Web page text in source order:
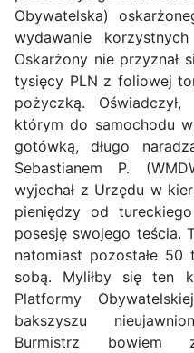
Obywatelska)
wydawanie
Oskarżony nie przyznał
tysięcy PLN z foliowej
pożyczką.
którym do samochodu
gotówką, długo
Sebastianem P.
wyjechał z Urzędu w
pieniędzy od
posesję swojego teścia.
natomiast pozostałe 50
sobą. Myliłby się ten
Platformy
bakszyszu
Burmistrz bowiem